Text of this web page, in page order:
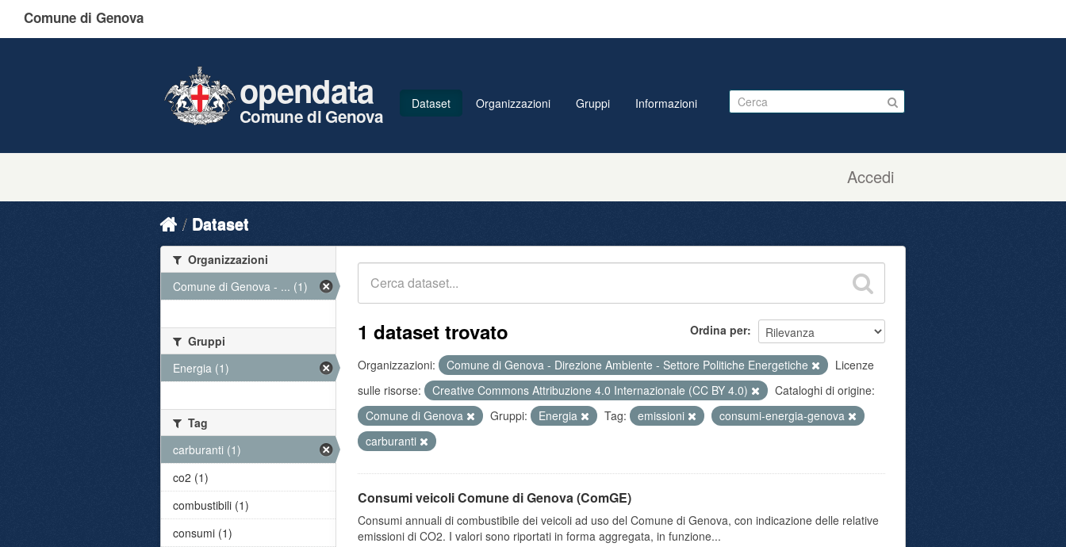
Comune di Genova
Accedi
opendata
Comune di Genova
Dataset Organizzazioni Gruppi Informazioni
Dataset
Ordina per
1 dataset trovato
Organizzazioni: Comune di Genova - Direzione Ambiente - Settore Politiche Energetiche
Licenze
sulle risorse:
Creative Commons Attribuzione 4.0 Internazionale (CC BY 4.0)
Cataloghi di origine:
Comune di Genova
Gruppi: Energia Tag: emissioni
consumi-energia-genova
carburanti
Consumi veicoli Comune di Genova (ComGE)
Consumi annuali di combustibile dei veicoli ad uso del Comune di Genova, con indicazione delle relative
emissioni di CO2. I valori sono riportati in forma aggregata, in funzione...
Organizzazioni
Comune di Genova - ... (1)
Gruppi
Energia (1)
Tag
carburanti (1)
co2 (1)
combustibili (1)
consumi (1)